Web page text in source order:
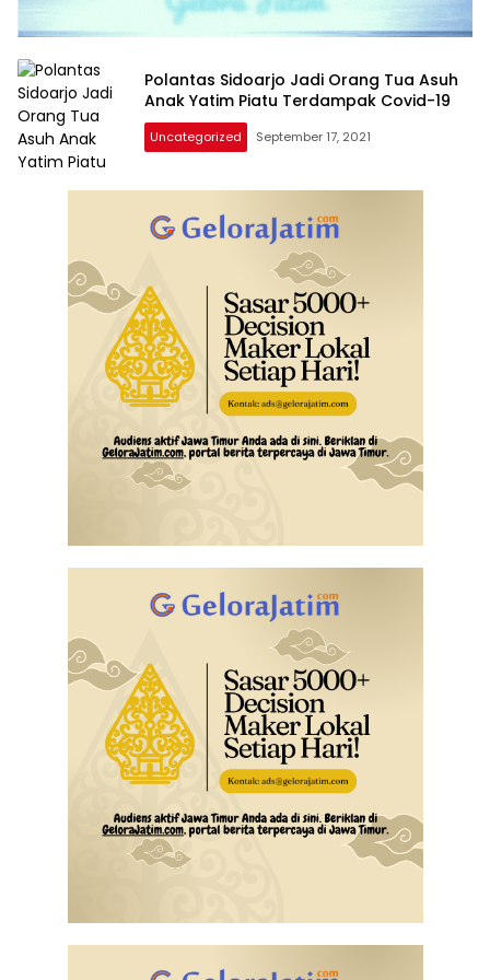
Polantas Sidoarjo Jadi Orang Tua Asuh
Anak Yatim Piatu Terdampak Covid-19
Uncategorized September 17, 2021